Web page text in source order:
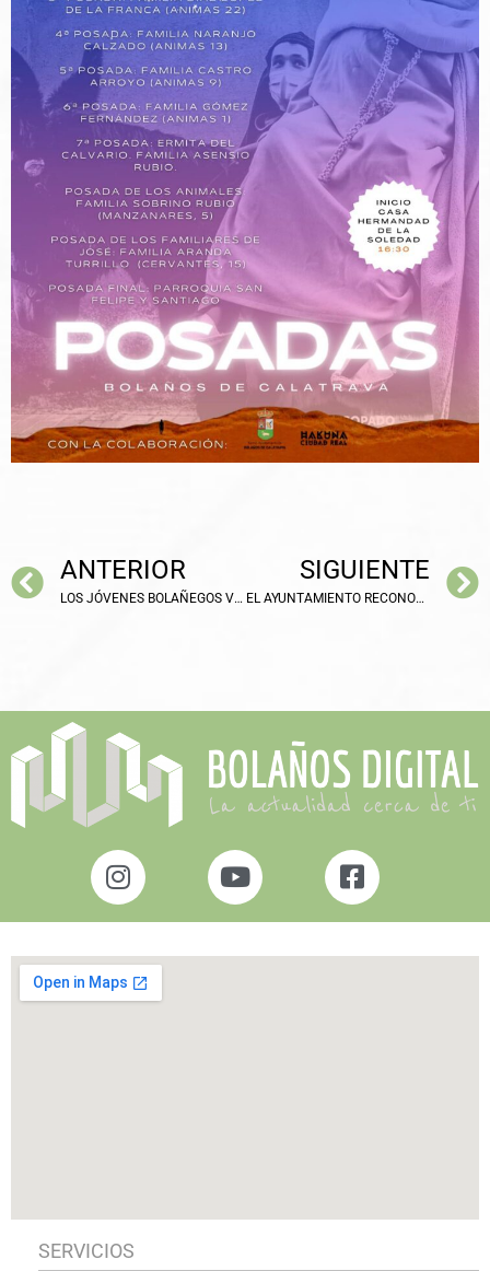
ANTERIOR
LOS JÓVENES BOLAÑEGOS VIAJARÁN A MADRID PARA DISFRUTAR DEL ALUMBRADO NAVIDEÑO
SIGUIENTE
EL AYUNTAMIENTO RECONOCE EL TRABAJO DE LOS FUNCIONARIOS PÚBLICOS
SERVICIOS